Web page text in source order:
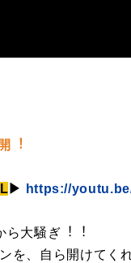
︕
▶ https://
ら⼤騒ぎ︕︕
を、⾃ら開けてく